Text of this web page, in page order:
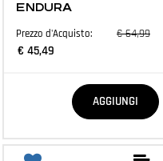
ENDURA
Prezzo d'Acquisto: € 64,99
€ 45,49
AGGIUNGI